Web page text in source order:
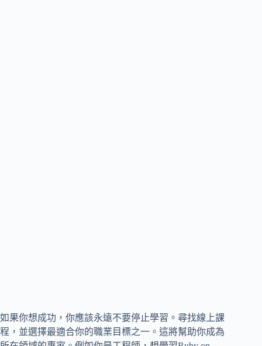
如果你想成功，你應該永遠不要停止學習。尋找線上課
程，並選擇最適合你的職業目標之一。這將幫助你成為